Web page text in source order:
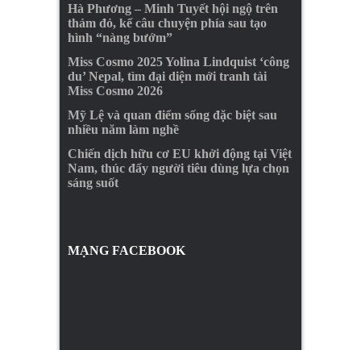
Hà Phương – Minh Tuyết hội ngộ trên
thảm đỏ, kể câu chuyện phía sau tạo
hình “nàng bướm”
Miss Cosmo 2025 Yolina Lindquist ‘công
du’ Nepal, tìm đại diện mới tranh tài
Miss Cosmo 2026
Mỹ Lệ và quan điểm sống đặc biệt sau
nhiều năm làm nghề
Chiến dịch hữu cơ EU khởi động tại Việt
Nam, thúc đẩy người tiêu dùng lựa chọn
sáng suốt
MẠNG FACEBOOK